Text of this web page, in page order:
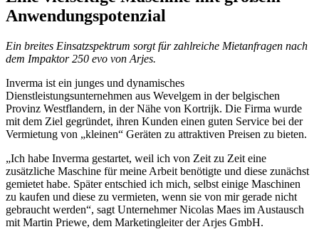
Anwendungspotenzial
Ein breites Einsatzspektrum sorgt für zahlreiche Mietanfragen nach
dem Impaktor 250 evo von Arjes.
Inverma ist ein junges und dynamisches
Dienstleistungsunternehmen aus Wevelgem in der belgischen
Provinz Westflandern, in der Nähe von Kortrijk. Die Firma wurde
mit dem Ziel gegründet, ihren Kunden einen guten Service bei der
Vermietung von „kleinen“ Geräten zu attraktiven Preisen zu bieten.
„Ich habe Inverma gestartet, weil ich von Zeit zu Zeit eine
zusätzliche Maschine für meine Arbeit benötigte und diese zunächst
gemietet habe. Später entschied ich mich, selbst einige Maschinen
zu kaufen und diese zu vermieten, wenn sie von mir gerade nicht
gebraucht werden“, sagt Unternehmer Nicolas Maes im Austausch
mit Martin Priewe, dem Marketingleiter der Arjes GmbH.